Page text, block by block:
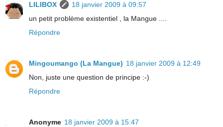
LILIBOX
18 janvier 2009 à 09:57
un petit problème existentiel , la Mangue ....
Répondre
Mingoumango (La Mangue) 18 janvier 2009 à 12:49
Non, juste une question de principe :-)
Répondre
Anonyme 18 janvier 2009 à 15:47